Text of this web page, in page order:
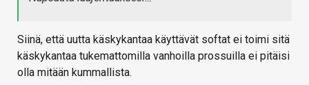
Siinä, että uutta käskykantaa käyttävät softat ei toimi sitä
käskykantaa tukemattomilla vanhoilla prossuilla ei pitäisi
olla mitään kummallista.